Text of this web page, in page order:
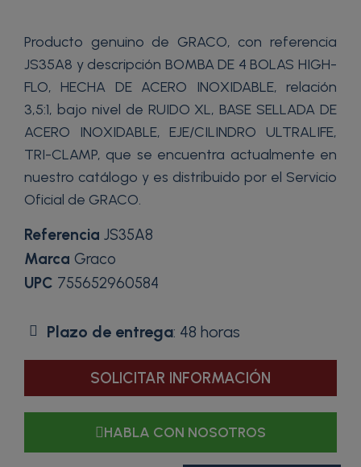
Producto genuino de GRACO, con referencia
JS35A8 y descripción BOMBA DE 4 BOLAS HIGH-
FLO, HECHA DE ACERO INOXIDABLE, relación
3,5:1, bajo nivel de RUIDO XL, BASE SELLADA DE
ACERO INOXIDABLE, EJE/CILINDRO ULTRALIFE,
TRI-CLAMP, que se encuentra actualmente en
nuestro catálogo y es distribuido por el Servicio
Oficial de GRACO.
Referencia JS35A8
Marca Graco
UPC 755652960584
Plazo de entrega: 48 horas
SOLICITAR INFORMACIÓN
HABLA CON NOSOTROS